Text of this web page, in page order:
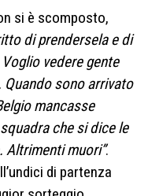
si è scomposto,
di prendersela e di
vedere gente
sono arrivato
mancasse
che si dice le
Altrimenti muori”.
di partenza